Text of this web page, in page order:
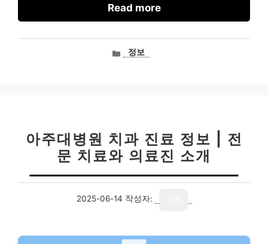
Read more
카정보
아주대병원 치과 진료 정보 | 전
문 치료와 의료진 소개
2025-06-14 작성자: